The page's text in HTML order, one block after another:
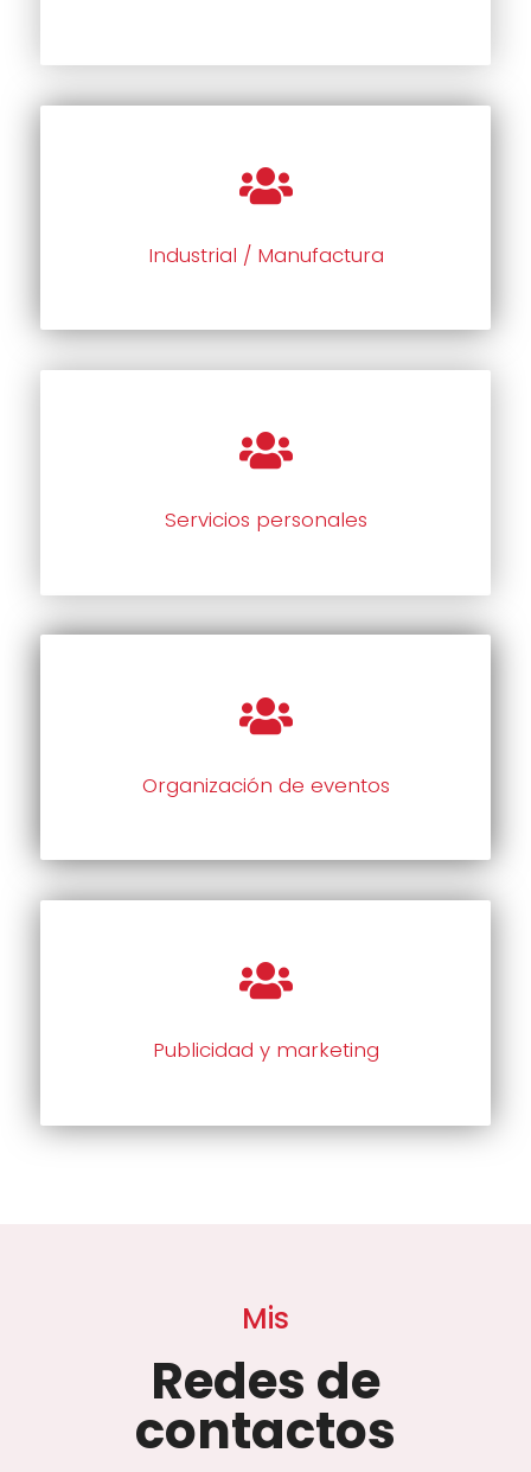
Industrial / Manufactura
Servicios personales
Organización de eventos
Publicidad y marketing
Mis
Redes de
contactos